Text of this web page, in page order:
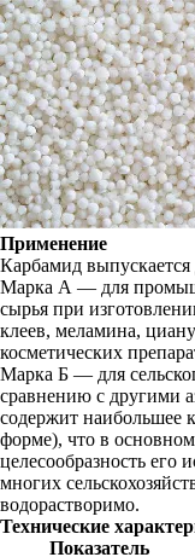
Применение
Карбамид выпускается
Марка А — для
сырья при
клеев, меламина,
косметических
Марка Б — для
сравнению с другими
содержит наибольшее
форме), что в
целесообразность его
многих
водорастворимо.
Технические
Показатель